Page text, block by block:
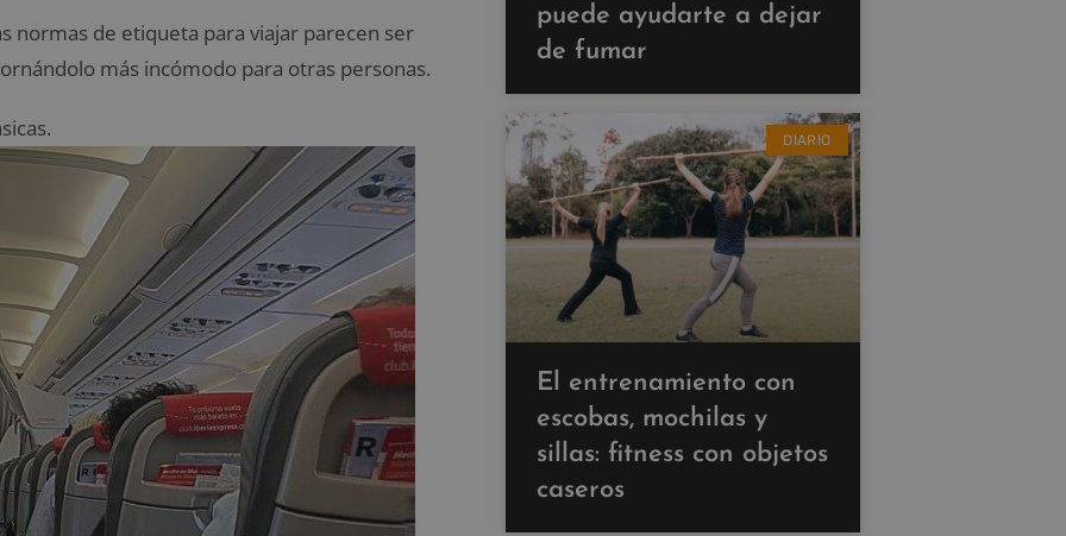
normas de etiqueta para viajar parecen ser
más incómodo para otras personas.
puede ayudarte a dejar
de fumar
DIARIO
El entrenamiento con
escobas, mochilas y
sillas: fitness con objetos
caseros